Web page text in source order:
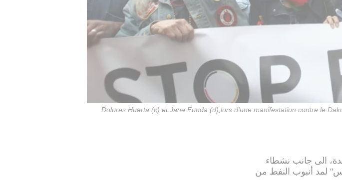
Dolores Huerta (c) et Jane Fonda (d),lors d'une manifestation contre le
الى جانب نشطاء
لمد أنبوب النفط من